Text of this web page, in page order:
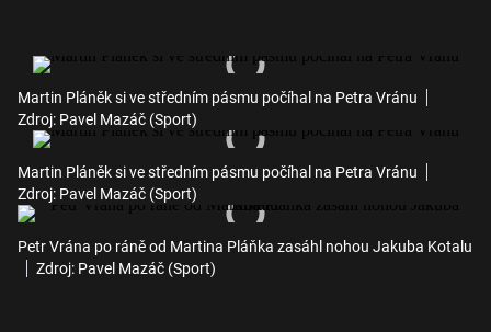
Martin Pláněk si ve středním pásmu počíhal na Petra Vránu
Zdroj: Pavel Mazáč (Sport)
Martin Pláněk si ve středním pásmu počíhal na Petra Vránu
Zdroj: Pavel Mazáč (Sport)
Petr Vrána po ráně od Martina Pláňka zasáhl nohou Jakuba Kotalu
Zdroj: Pavel Mazáč (Sport)